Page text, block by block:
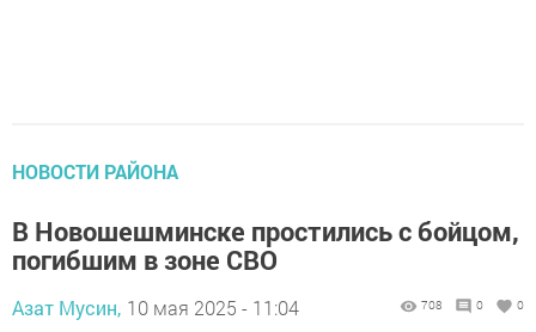
НОВОСТИ РАЙОНА
В Новошешминске простились с бойцом,
погибшим в зоне СВО
Азат Мусин, 10 мая 2025 - 11:04 708 0 0